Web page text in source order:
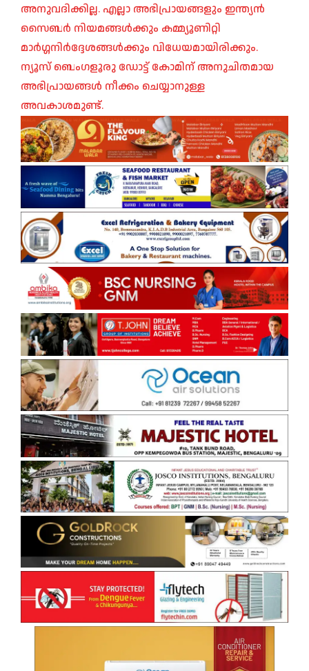
അനുവദിക്കില്ല. എല്ലാ അഭിപ്രായങ്ങളും ഇന്ത്യൻ
സൈബർ നിയമങ്ങൾക്കും കമ്മ്യൂണിറ്റി
മാർഗ്ഗനിർദ്ദേശങ്ങൾക്കും വിധേയമായിരിക്കും.
ന്യൂസ് ബെംഗളൂരു ഡോട്ട് കോമിന് അനുചിതമായ
അഭിപ്രായങ്ങൾ നീക്കം ചെയ്യാനുള്ള
അവകാശമുണ്ട്.